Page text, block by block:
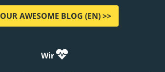
OUR AWESOME BLOG (EN) >>
Wir